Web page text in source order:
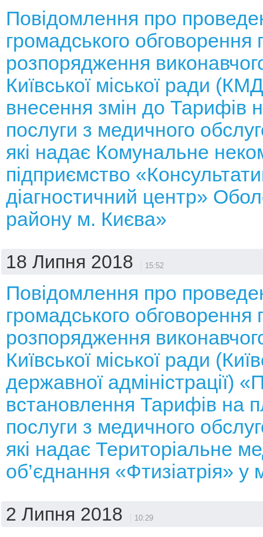
Повідомлення про
громадського обговорення
розпорядження
Київської міської ради
внесення змін до Тарифів
послуги з медичного
які надає Комунальне
підприємство
діагностичний центр»
району м. Києва»
18 Липня 2018 15:52
Повідомлення про
громадського обговорення
розпорядження
Київської міської ради
державної адміністрації)
встановлення Тарифів на
послуги з медичного
які надає Територіальне
об’єднання «Фтизіатрія» у
2 Липня 2018 10:29